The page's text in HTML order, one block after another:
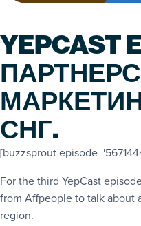
YEPCAST
СНГ.
[buzzsprout
For the third YepCast
from Affpeople to talk about
region.